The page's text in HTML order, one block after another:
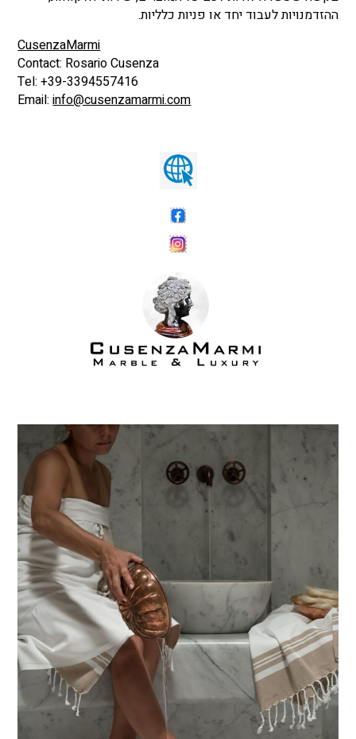
ההזדמנויות לעבוד יחד או פניות כלליות.
CusenzaMarmi
Contact: Rosario Cusenza
Tel: +39-3394557416
Email:info@cusenzamarmi.com